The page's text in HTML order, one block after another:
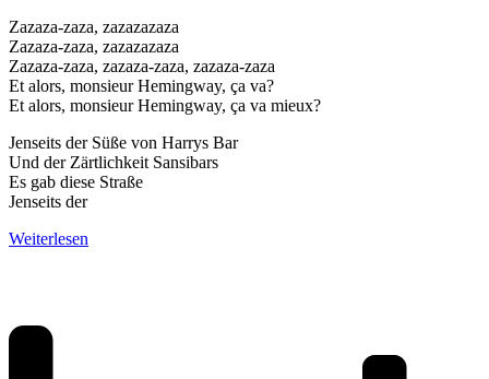
Zazaza-zaza, zazazazaza
Zazaza-zaza, zazazazaza
Zazaza-zaza, zazaza-zaza, zazaza-zaza
Et alors, monsieur Hemingway, ça va?
Et alors, monsieur Hemingway, ça va mieux?
Jenseits der Süße von Harrys Bar
Und der Zärtlichkeit Sansibars
Es gab diese Straße
Jenseits der
Weiterlesen